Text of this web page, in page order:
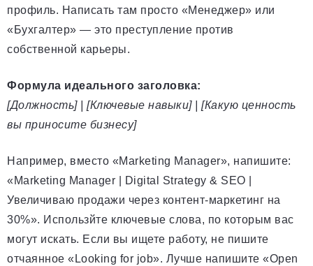
профиль. Написать там просто «Менеджер» или
«Бухгалтер» — это преступление против
собственной карьеры.
Формула идеального заголовка:
[Должность] | [Ключевые навыки] | [Какую ценность
вы приносите бизнесу]
Например, вместо «Marketing Manager», напишите:
«Marketing Manager | Digital Strategy & SEO |
Увеличиваю продажи через контент-маркетинг на
30%». Использйте ключевые слова, по которым вас
могут искать. Если вы ищете работу, не пишите
отчаянное «Looking for job». Лучше напишите «Open